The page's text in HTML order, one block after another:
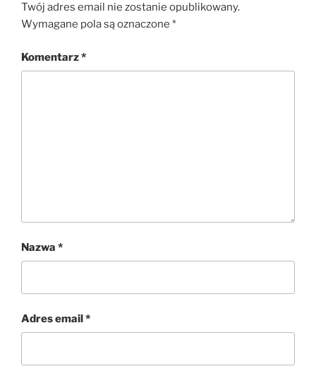
Twój adres email nie zostanie opublikowany.
Wymagane pola są oznaczone *
Komentarz*
Nazwa *
Adres email*